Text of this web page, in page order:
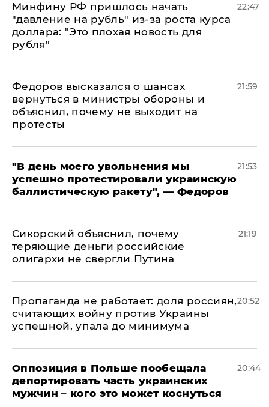
Минфину РФ пришлось начать
"давление на рубль" из-за роста курса
доллара: "Это плохая новость для
рубля"
22:47
Федоров высказался о шансах
вернуться в министры обороны и
объяснил, почему не выходит на
протесты
21:59
​"В день моего увольнения мы
успешно протестировали украинскую
баллистическую ракету", — Федоров
21:53
Сикорский объяснил, почему
теряющие деньги российские
олигархи не свергли Путина
21:19
​Пропаганда не работает: доля россиян,
считающих войну против Украины
успешной, упала до минимума
20:52
Оппозиция в Польше пообещала
депортировать часть украинских
мужчин – кого это может коснуться
20:44